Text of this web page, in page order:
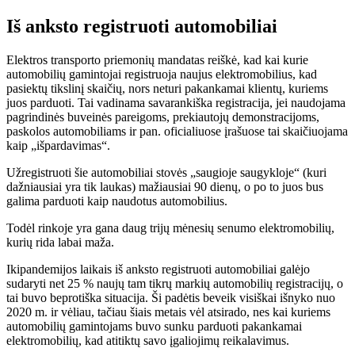
Iš anksto registruoti automobiliai
Elektros transporto priemonių mandatas reiškė, kad kai kurie
automobilių gamintojai registruoja naujus elektromobilius, kad
pasiektų tikslinį skaičių, nors neturi pakankamai klientų, kuriems
juos parduoti. Tai vadinama savarankiška registracija, jei naudojama
pagrindinės buveinės pareigoms, prekiautojų demonstracijoms,
paskolos automobiliams ir pan. oficialiuose įrašuose tai skaičiuojama
kaip „išpardavimas“.
Užregistruoti šie automobiliai stovės „saugioje saugykloje“ (kuri
dažniausiai yra tik laukas) mažiausiai 90 dienų, o po to juos bus
galima parduoti kaip naudotus automobilius.
Todėl rinkoje yra gana daug trijų mėnesių senumo elektromobilių,
kurių rida labai maža.
Ikipandemijos laikais iš anksto registruoti automobiliai galėjo
sudaryti net 25 % naujų tam tikrų markių automobilių registracijų, o
tai buvo beprotiška situacija. Ši padėtis beveik visiškai išnyko nuo
2020 m. ir vėliau, tačiau šiais metais vėl atsirado, nes kai kuriems
automobilių gamintojams buvo sunku parduoti pakankamai
elektromobilių, kad atitiktų savo įgaliojimų reikalavimus.